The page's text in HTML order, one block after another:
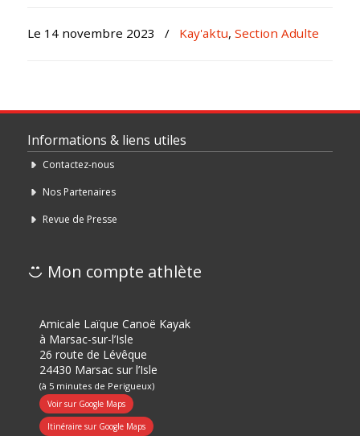
Le 14 novembre 2023 / Kay'aktu, Section Adulte
Informations & liens utiles
Contactez-nous
Nos Partenaires
Revue de Presse
Mon compte athlète
Amicale Laïque Canoë Kayak
à Marsac-sur-l’Isle
26 route de Lévêque
24430 Marsac sur l’Isle
(à 5 minutes de Perigueux)
Voir sur Google Maps
Itinéraire sur Google Maps